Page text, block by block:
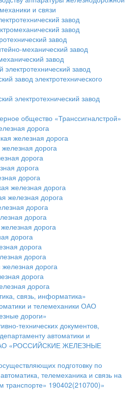
и связи
завод
завод
завод
механический завод
завод
электротехнический завод
завод электротехнического
электротехнический завод
общество «Транссигналстрой»
дорога
железная дорога
дорога
дорога
дорога
дорога
железная дорога
железная дорога
дорога
дорога
дорога
дорога
дорога
дорога
дорога
дорога
дорога
связь, информатика»
и телемеханики ОАО
дороги»
технических документов,
автоматики и
«РОССИЙСКИЕ ЖЕЛЕЗНЫЕ
подготовку по
телемеханика и связь на
транспорте» 190402(210700)»